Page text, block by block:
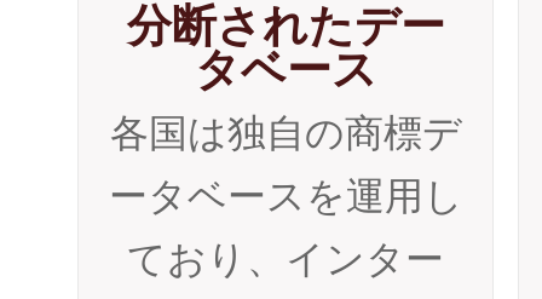
分断されたデー
タベース
各国は独自の商標デ
ータベースを運用し
ており、インター